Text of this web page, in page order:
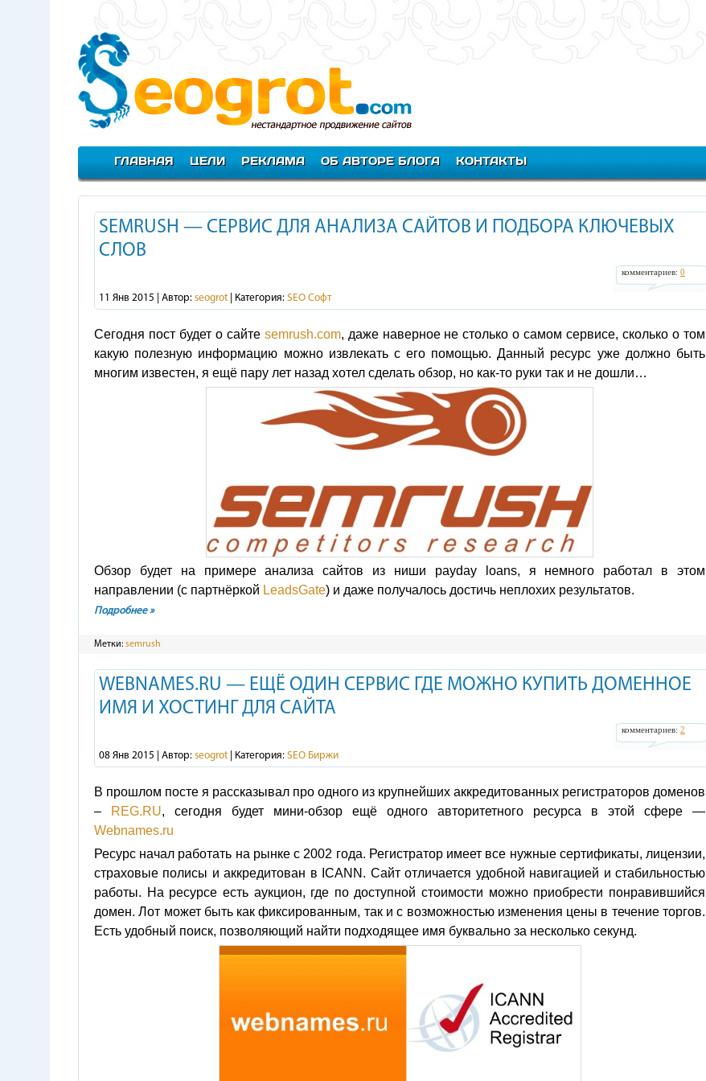
ГЛАВНАЯ ЦЕЛИ РЕКЛАМА ОБ АВТОРЕ БЛОГА КОНТАКТЫ
SEMRUSH — СЕРВИС ДЛЯ АНАЛИЗА САЙТОВ И ПОДБОРА КЛЮЧЕВЫХ
СЛОВ
комментариев: 0
11 Янв 2015 | Автор: seogrot | Категория: SEO Софт
Сегодня пост будет о сайте semrush.com, даже наверное не столько о самом сервисе, сколько о том
какую полезную информацию можно извлекать с его помощью. Данный ресурс уже должно быть
многим известен, я ещё пару лет назад хотел сделать обзор, но как-то руки так и не дошли…
Обзор будет на примере анализа сайтов из ниши payday loans, я немного работал в этом
направлении (с партнёркой LeadsGate) и даже получалось достичь неплохих результатов.
Подробнее »
Метки: semrush
WEBNAMES.RU — ЕЩЁ ОДИН СЕРВИС ГДЕ МОЖНО КУПИТЬ ДОМЕННОЕ
ИМЯ И ХОСТИНГ ДЛЯ САЙТА
комментариев: 2
08 Янв 2015 | Автор: seogrot | Категория: SEO Биржи
В прошлом посте я рассказывал про одного из крупнейших аккредитованных регистраторов доменов
–
REG.RU, сегодня будет мини-обзор ещё одного авторитетного ресурса в этой сфере —
Webnames.ru
Ресурс начал работать на рынке с 2002 года. Регистратор имеет все нужные сертификаты, лицензии,
страховые полисы и аккредитован в ICANN. Сайт отличается удобной навигацией и стабильностью
работы. На ресурсе есть аукцион, где по доступной стоимости можно приобрести понравившийся
домен. Лот может быть как фиксированным, так и с возможностью изменения цены в течение торгов.
Есть удобный поиск, позволяющий найти подходящее имя буквально за несколько секунд.